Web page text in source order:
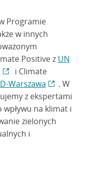
Programie
w innych
Positive z UN
i Climate
Warszawa
. W
z ekspertami
na klimat i
zielonych
i